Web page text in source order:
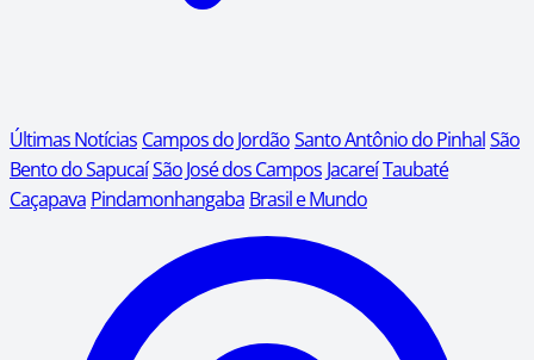
Últimas Notícias Campos do JordãoSanto Antônio do PinhalSão
Bento do SapucaíSão José dos Campos JacareíTaubaté
Caçapava Pindamonhangaba Brasil e Mundo